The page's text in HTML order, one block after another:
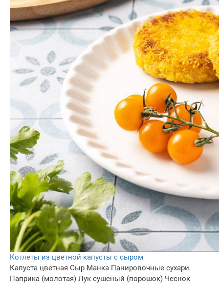
Котлеты из цветной капусты с сыром
Капуста цветная Сыр Манка Панировочные сухари
Паприка (молотая) Лук сушеный (порошок) Чеснок